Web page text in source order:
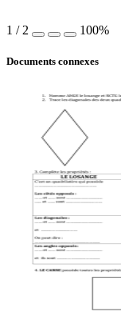
1 / 2 100%
Documents connexes